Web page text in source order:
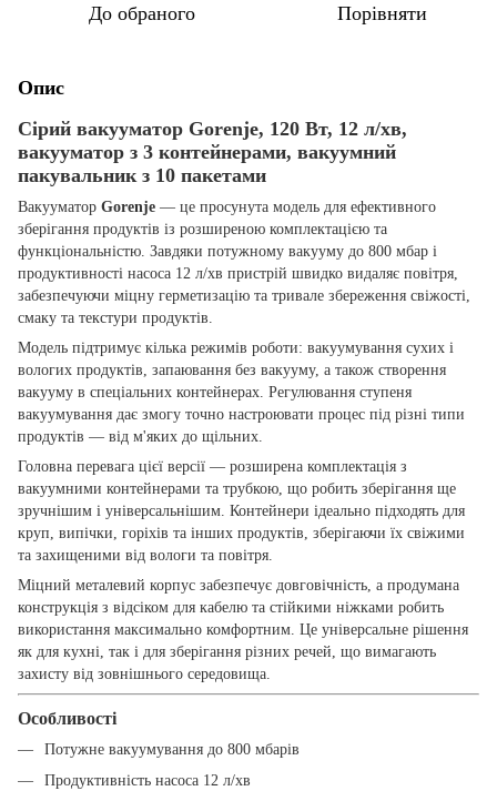
До обраного Порівняти
Опис
Сірий вакууматор Gorenje, 120 Вт, 12 л/хв,
вакууматор з 3 контейнерами, вакуумний
пакувальник з 10 пакетами
Вакууматор Gorenje — це просунута модель для ефективного
зберігання продуктів із розширеною комплектацією та
функціональністю. Завдяки потужному вакууму до 800 мбар і
продуктивності насоса 12 л/хв пристрій швидко видаляє повітря,
забезпечуючи міцну герметизацію та тривале збереження свіжості,
смаку та текстури продуктів.
Модель підтримує кілька режимів роботи: вакуумування сухих і
вологих продуктів, запаювання без вакууму, а також створення
вакууму в спеціальних контейнерах. Регулювання ступеня
вакуумування дає змогу точно настроювати процес під різні типи
продуктів — від м'яких до щільних.
Головна перевага цієї версії — розширена комплектація з
вакуумними контейнерами та трубкою, що робить зберігання ще
зручнішим і універсальнішим. Контейнери ідеально підходять для
круп, випічки, горіхів та інших продуктів, зберігаючи їх свіжими
та захищеними від вологи та повітря.
Міцний металевий корпус забезпечує довговічність, а продумана
конструкція з відсіком для кабелю та стійкими ніжками робить
використання максимально комфортним. Це універсальне рішення
як для кухні, так і для зберігання різних речей, що вимагають
захисту від зовнішнього середовища.
Особливості
Потужне вакуумування до 800 мбарів
Продуктивність насоса 12 л/хв